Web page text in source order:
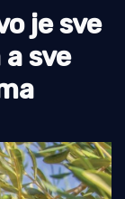
je sve
sve